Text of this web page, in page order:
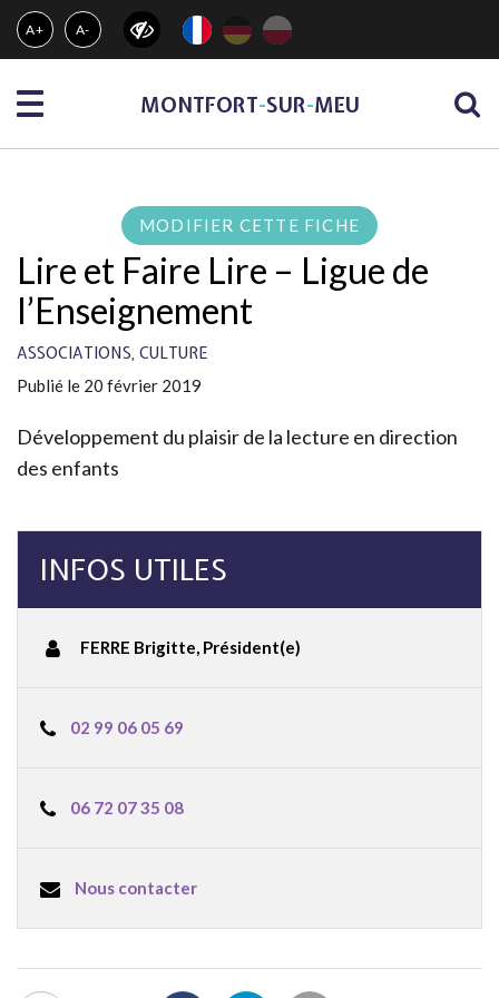
Gestion des traceurs
A+ A-
Menu MONTFORT-SUR-MEU
MODIFIER CETTE FICHE
Lire et Faire Lire – Ligue de
l’Enseignement
ASSOCIATIONS, CULTURE
Publié le 20 février 2019
Développement du plaisir de la lecture en direction
des enfants
INFOS UTILES
FERRE Brigitte, Président(e)
02 99 06 05 69
06 72 07 35 08
Nous contacter